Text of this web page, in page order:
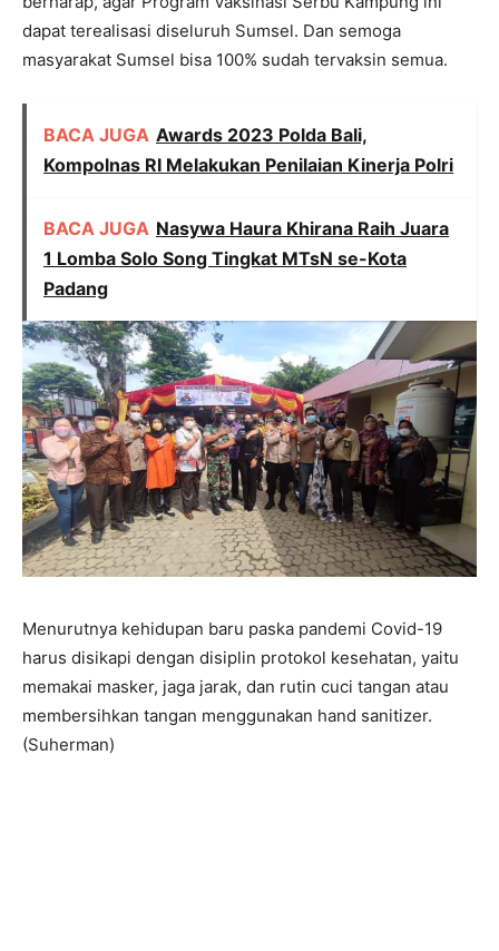
dapat terealisasi diseluruh Sumsel. Dan semoga
masyarakat Sumsel bisa 100% sudah tervaksin semua.
BACA JUGA Awards 2023 Polda Bali,
Kompolnas RI Melakukan Penilaian Kinerja Polri
BACA JUGA Nasywa Haura Khirana Raih Juara
1 Lomba Solo Song Tingkat MTsN se-Kota
Padang
Menurutnya kehidupan baru paska pandemi Covid-19
harus disikapi dengan disiplin protokol kesehatan, yaitu
memakai masker, jaga jarak, dan rutin cuci tangan atau
membersihkan tangan menggunakan hand sanitizer.
(Suherman)